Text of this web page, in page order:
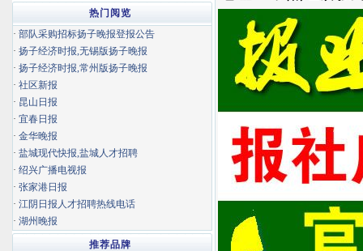
热门阅览
· 部队采购招标扬子晚报登报公告
· 扬子经济时报,无锡版扬子晚报
· 扬子经济时报,常州版扬子晚报
· 社区新报
· 昆山日报
· 宜春日报
· 金华晚报
· 盐城现代快报,盐城人才招聘
· 绍兴广播电视报
· 张家港日报
· 江阴日报人才招聘热线电话
· 湖州晚报
推荐品牌